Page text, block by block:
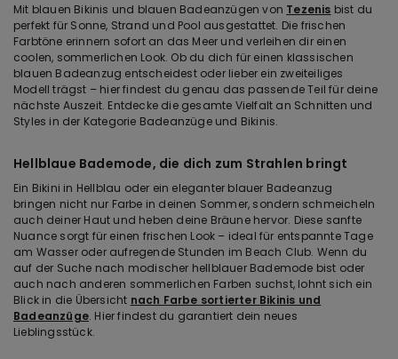
Mit blauen Bikinis und blauen Badeanzügen von Tezenis bist du
perfekt für Sonne, Strand und Pool ausgestattet. Die frischen
Farbtöne erinnern sofort an das Meer und verleihen dir einen
coolen, sommerlichen Look. Ob du dich für einen klassischen
blauen Badeanzug entscheidest oder lieber ein zweiteiliges
Modell trägst – hier findest du genau das passende Teil für deine
nächste Auszeit. Entdecke die gesamte Vielfalt an Schnitten und
Styles in der Kategorie Badeanzüge und Bikinis.
Hellblaue Bademode, die dich zum Strahlen bringt
Ein Bikini in Hellblau oder ein eleganter blauer Badeanzug
bringen nicht nur Farbe in deinen Sommer, sondern schmeicheln
auch deiner Haut und heben deine Bräune hervor. Diese sanfte
Nuance sorgt für einen frischen Look – ideal für entspannte Tage
am Wasser oder aufregende Stunden im Beach Club. Wenn du
auf der Suche nach modischer hellblauer Bademode bist oder
auch nach anderen sommerlichen Farben suchst, lohnt sich ein
Blick in die Übersicht nach Farbe sortierter Bikinis und
Badeanzüge. Hier findest du garantiert dein neues
Lieblingsstück.